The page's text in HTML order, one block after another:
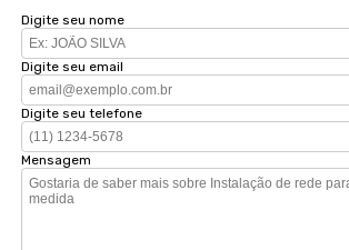
Digite seu nome
Digite seu email
Digite seu telefone
Mensagem